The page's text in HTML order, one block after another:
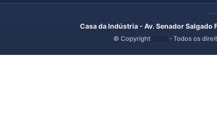
Casa da Indústria - Av. Senador
© Copyright 2026 - Todos os